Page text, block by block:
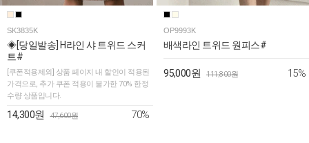
SK3835K
◈[당일발송] H라인 샤 트위드 스커
트#
[쿠폰적용제외] 상품 페이지 내 할인이 적용된
가격으로, 추가 쿠폰 적용이 불가한 70% 한정
수량 상품입니다.
14,300원 47,600원 70%
OP9993K
배색라인 트위드 원피스#
95,000원 111,800원 15%